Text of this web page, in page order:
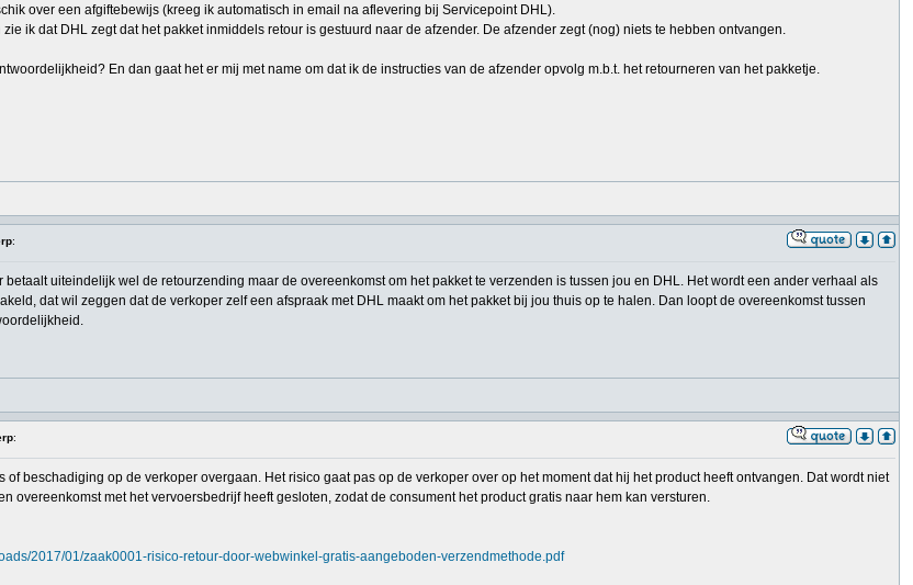
over een afgiftebewijs (kreeg ik automatisch in email na aflevering bij Servicepoint DHL).
ik dat DHL zegt dat het pakket inmiddels retour is gestuurd naar de afzender. De afzender zegt (nog) niets te hebben ontvangen.
En dan gaat het er mij met name om dat ik de instructies van de afzender opvolg m.b.t. het retourneren van het pakketje.
:
uiteindelijk wel de retourzending maar de overeenkomst om het pakket te verzenden is tussen jou en DHL. Het wordt een ander verhaal als
dat wil zeggen dat de verkoper zelf een afspraak met DHL maakt om het pakket bij jou thuis op te halen. Dan loopt de overeenkomst tussen
:
of beschadiging op de verkoper overgaan. Het risico gaat pas op de verkoper over op het moment dat hij het product heeft ontvangen. Dat wordt niet
overeenkomst met het vervoersbedrijf heeft gesloten, zodat de consument het product gratis naar hem kan versturen.
2017/01/zaak0001-risico-retour-door-webwinkel-gratis-aangeboden-verzendmethode.pdf